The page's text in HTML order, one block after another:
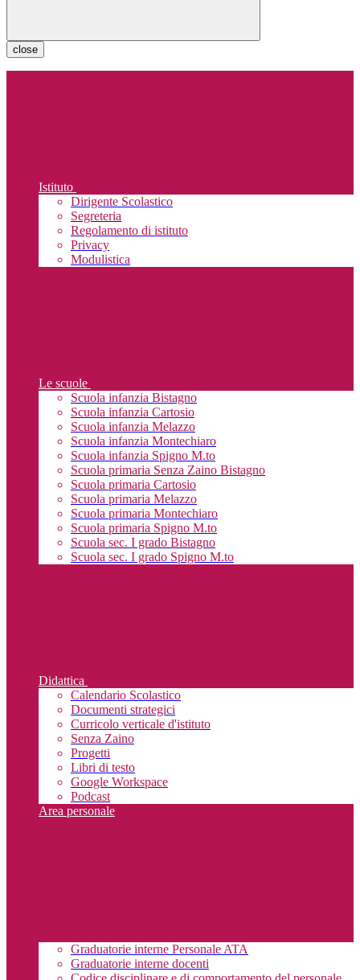
close
Istituto
Dirigente Scolastico
Segreteria
Regolamento di istituto
Privacy
Modulistica
Le scuole
Scuola infanzia Bistagno
Scuola infanzia Cartosio
Scuola infanzia Melazzo
Scuola infanzia Montechiaro
Scuola infanzia Spigno M.to
Scuola primaria Senza Zaino Bistagno
Scuola primaria Cartosio
Scuola primaria Melazzo
Scuola primaria Montechiaro
Scuola primaria Spigno M.to
Scuola sec. I grado Bistagno
Scuola sec. I grado Spigno M.to
Didattica
Calendario Scolastico
Documenti strategici
Curricolo verticale d'istituto
Senza Zaino
Progetti
Libri di testo
Google Workspace
Podcast
Area personale
Graduatorie interne Personale ATA
Graduatorie interne docenti